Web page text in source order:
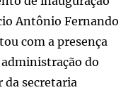
Antônio Fernando
com a presença
do
da secretaria